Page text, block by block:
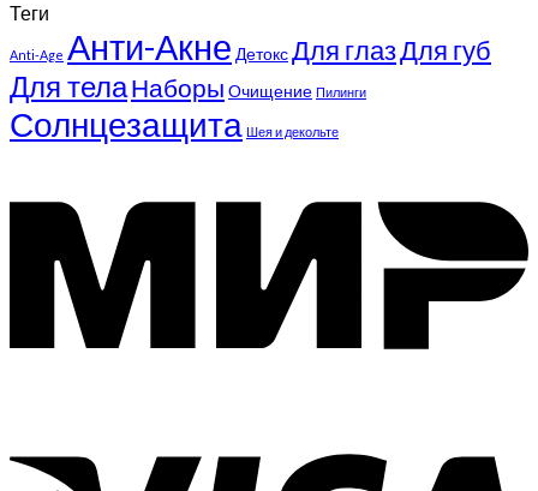
Теги
Anti-Age Анти-Акне ДетоксДля глазДля губ
Для телаНаборы Очищение Пилинги
Солнцезащита Шея и декольте